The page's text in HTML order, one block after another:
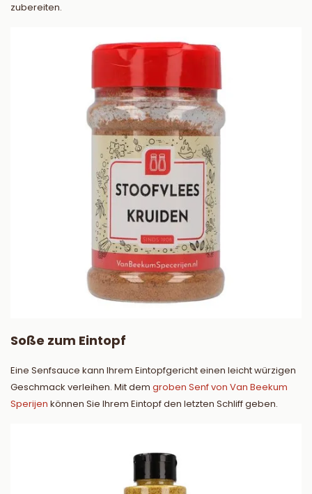
zubereiten.
Soße zum Eintopf
Eine Senfsauce kann Ihrem Eintopfgericht einen leicht würzigen
Geschmack verleihen. Mit dem groben Senf von Van Beekum
Sperijen können Sie Ihrem Eintopf den letzten Schliff geben.